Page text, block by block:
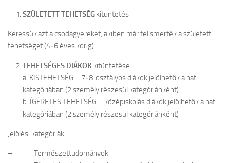
Cofman Iskola
Egyéb események
Pedagógusbál
Általános Iskolások Művészeti Vetélkedője
Észak-bácskai Tehetségpont
Honismereti verseny
Himnusz – Szózat szavalóverseny
Épített örökség
Erasmus +
SZÜLETETT TEHETSÉG kitüntetés
Keressük azt a csodagyereket, akiben már felismerték a született
tehetséget (4‒6 éves korig)
TEHETSÉGES DIÁKOK kitüntetése.
a. KISTEHETSÉG – 7‒8. osztályos diákok jelölhetők a hat
kategóriában (2 személy részesül kategóriánként)
b. ÍGÉRETES TEHETSÉG – középiskolás diákok jelölhetők a hat
kategóriában (2 személy részesül kategóriánként)
Jelölési kategóriák:
– Természettudományok